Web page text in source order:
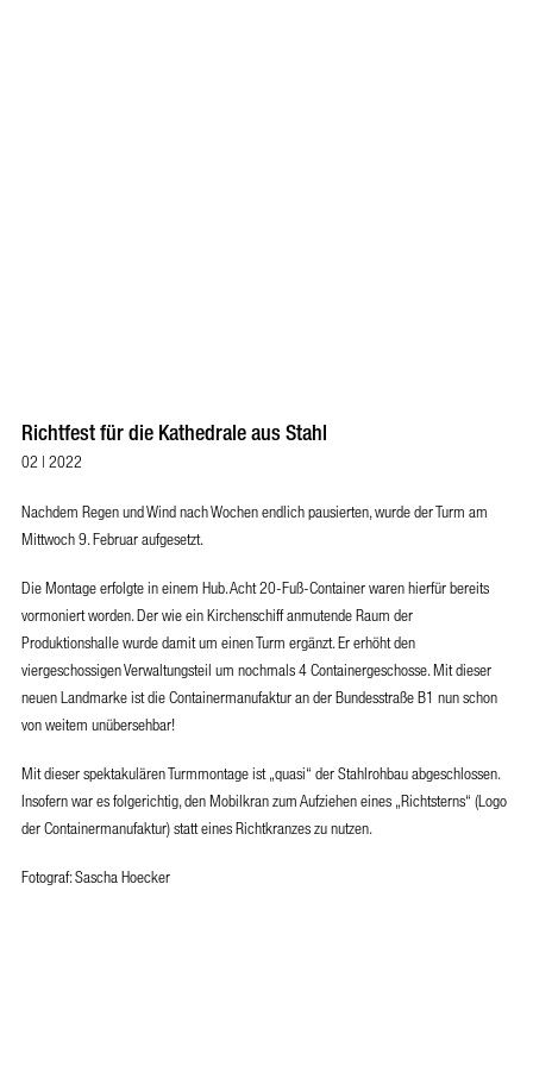
Richtfest für die Kathedrale aus Stahl
02 | 2022
Nachdem Regen und Wind nach Wochen endlich pausierten, wurde der Turm am
Mittwoch 9. Februar aufgesetzt.
Die Montage erfolgte in einem Hub. Acht 20-Fuß-Container waren hierfür bereits
vormoniert worden. Der wie ein Kirchenschiff anmutende Raum der
Produktionshalle wurde damit um einen Turm ergänzt. Er erhöht den
viergeschossigen Verwaltungsteil um nochmals 4 Containergeschosse. Mit dieser
neuen Landmarke ist die Containermanufaktur an der Bundesstraße B1 nun schon
von weitem unübersehbar!
Mit dieser spektakulären Turmmontage ist „quasi“ der Stahlrohbau abgeschlossen.
Insofern war es folgerichtig, den Mobilkran zum Aufziehen eines „Richtsterns“ (Logo
der Containermanufaktur) statt eines Richtkranzes zu nutzen.
Fotograf: Sascha Hoecker